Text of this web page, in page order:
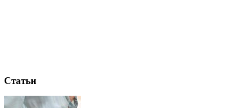
Статьи